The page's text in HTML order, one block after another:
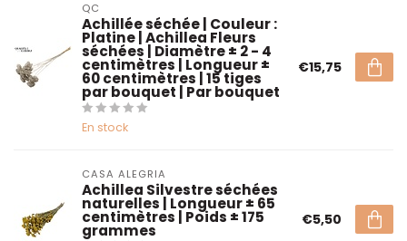
QC
Achillée séchée | Couleur :
Platine | Achillea Fleurs
séchées | Diamètre ± 2 - 4
centimètres | Longueur ±
60 centimètres | 15 tiges
par bouquet | Par bouquet
En stock
€15,75
CASA ALEGRIA
Achillea Silvestre séchées
naturelles | Longueur ± 65
centimètres | Poids ± 175
grammes
€5,50